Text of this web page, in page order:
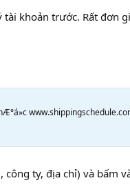
khoản trước. Rất đơn
ty, địa chỉ) và bấm